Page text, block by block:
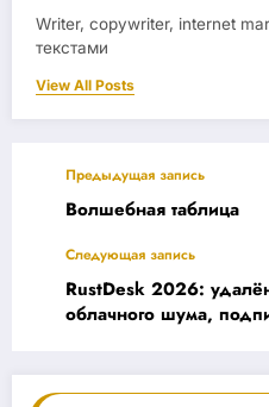
Writer, copywriter, internet
текстами
View All Posts
Предыдущая запись
Волшебная таблица
Следующая запись
RustDesk 2026:
облачного шума,